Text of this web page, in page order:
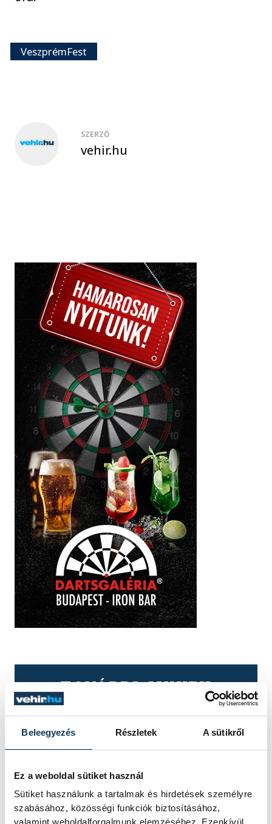
Beleegyezés Részletek A sütikről
Ez a weboldal sütiket használ
Sütiket használunk a tartalmak és hirdetések személyre
szabásához, közösségi funkciók biztosításához,
VeszprémFest
SZERZŐ
vehir.hu
TOVÁBBI CIKKEK
VESZPRÉMFEST
Pink Martinivel
Nemzetközi repertoárral lépett
színpadra a História kertben